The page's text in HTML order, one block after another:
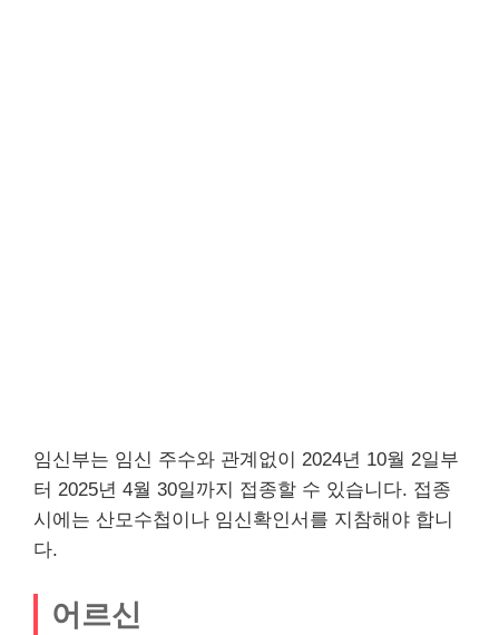
임신부는 임신 주수와 관계없이 2024년 10월 2일부
터 2025년 4월 30일까지 접종할 수 있습니다. 접종
시에는 산모수첩이나 임신확인서를 지참해야 합니
다.
어르신